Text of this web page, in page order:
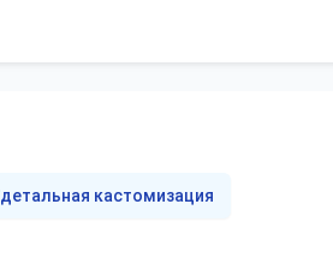
детальная кастомизация